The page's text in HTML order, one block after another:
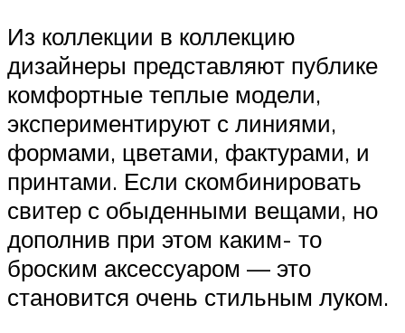
Из коллекции в коллекцию
дизайнеры представляют публике
комфортные теплые модели,
экспериментируют с линиями,
формами, цветами, фактурами, и
принтами. Если скомбинировать
свитер с обыденными вещами, но
дополнив при этом каким- то
броским аксессуаром — это
становится очень стильным луком.